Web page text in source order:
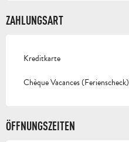
ZAHLUNGSART
Kreditkarte
Chèque Vacances (Ferienscheck)
ÖFFNUNGSZEITEN